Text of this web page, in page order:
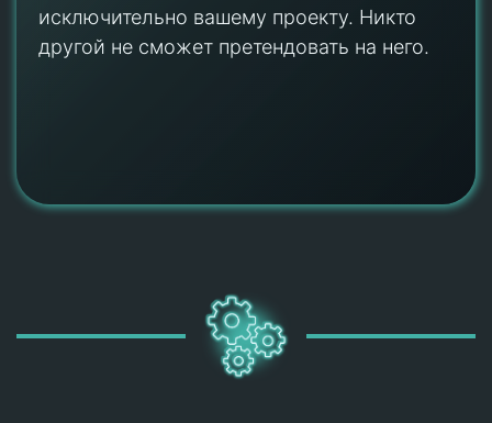
исключительно вашему проекту. Никто
другой не сможет претендовать на него.